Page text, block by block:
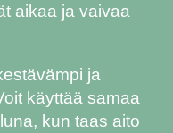
aikaa ja vaivaa
ja
käyttää samaa
kun taas aito